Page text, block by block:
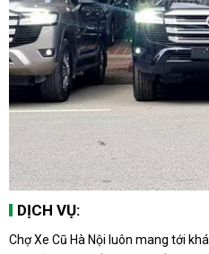
DỊCH VỤ:
Chợ Xe Cũ Hà Nội luôn mang tới